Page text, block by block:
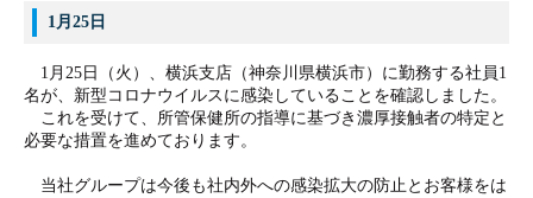
1月25日
1月25日（火）、横浜支店（神奈川県横浜市）に勤務する社員1
名が、新型コロナウイルスに感染していることを確認しました。
これを受けて、所管保健所の指導に基づき濃厚接触者の特定と
必要な措置を進めております。
当社グループは今後も社内外への感染拡大の防止とお客様をは